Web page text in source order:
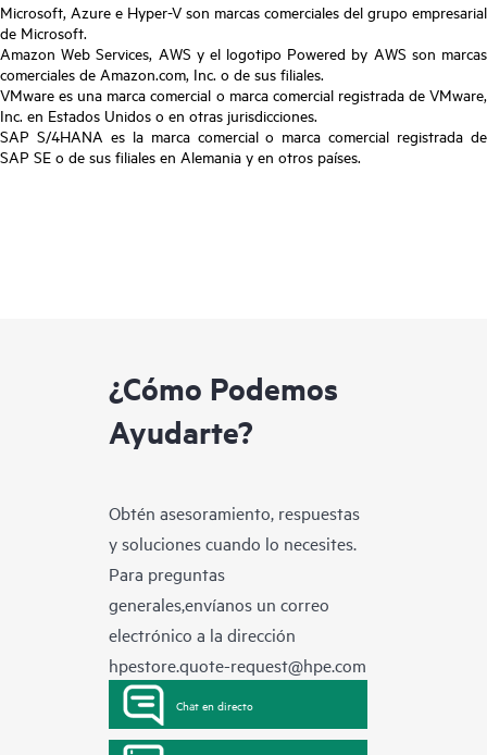
Microsoft, Azure e Hyper-V son marcas comerciales del grupo empresarial
de Microsoft.
Amazon Web Services, AWS y el logotipo Powered by AWS son marcas
comerciales de Amazon.com, Inc. o de sus filiales.
VMware es una marca comercial o marca comercial registrada de VMware,
Inc. en Estados Unidos o en otras jurisdicciones.
SAP S/4HANA es la marca comercial o marca comercial registrada de
SAP SE o de sus filiales en Alemania y en otros países.
¿Cómo Podemos
Ayudarte?
Obtén asesoramiento, respuestas
y soluciones cuando lo necesites.
Para preguntas
generales,envíanos un correo
electrónico a la dirección
hpestore.quote-request@hpe.com
Chat en directo